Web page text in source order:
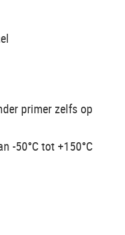
primer zelfs op
-50°C tot +150°C